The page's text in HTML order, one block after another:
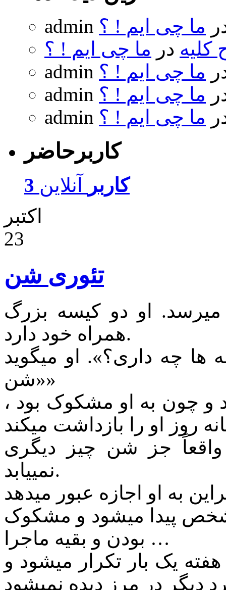
admin ما چی ایم ! ؟
کلیه در ما چی ایم ! ؟
admin ما چی ایم ! ؟
admin ما چی ایم ! ؟
admin ما چی ایم ! ؟
کاربرحاضر
3 کاربر
آنلاین
اکتبر
23
تئوری شن
او دو کیسه بزرگ
همراه خود دارد.
چه داری؟». او میگوید
«شن»
و چون به او مشکوک بود ،
روز او را بازداشت میکند
جز شن چیز دیگری
نمییابد.
شخص پیدا میشود و مشکوک
بودن و بقیه ماجرا …
یک بار تکرار میشود و